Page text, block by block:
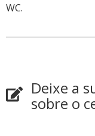
WC.
Deixe a
sobre o